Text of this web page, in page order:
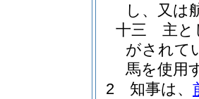
し、又は
十三
主と
がされて
馬を使用
2
知事は、